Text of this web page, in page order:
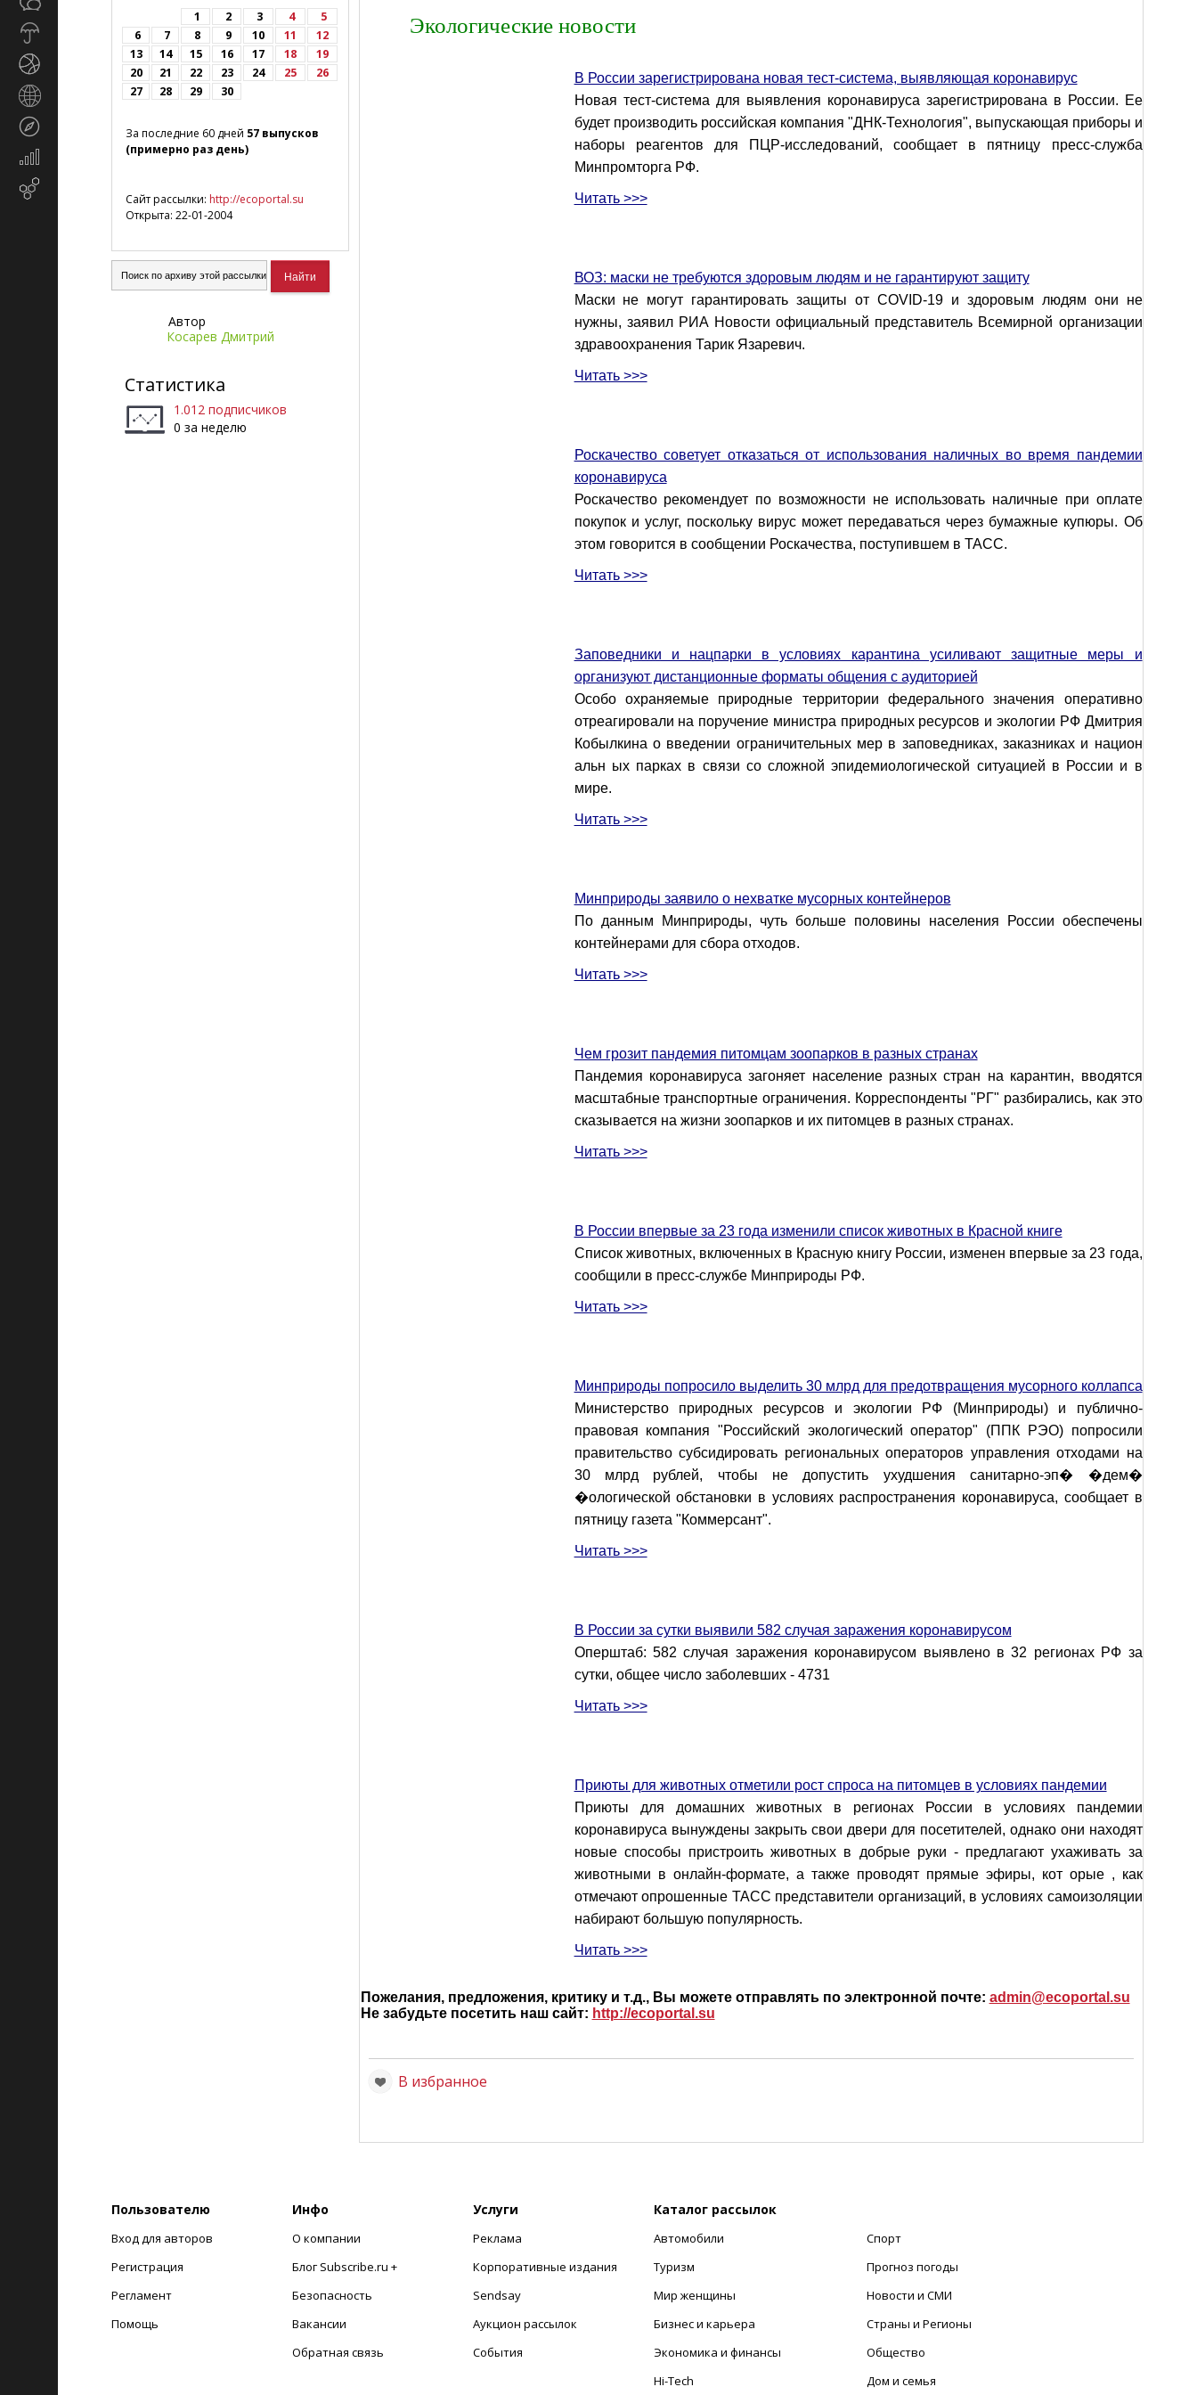
Экономика
маркетинг
1 2 3 4
5
6
7 8 9 10 11
12
13
14 15 16 17 18
19
20
21 22 23 24 25
26
27
28 29 30
За последние 60 дней 57 выпусков
(примерно раз день)
Сайт рассылки: http://ecoportal.su
Открыта: 22-01-2004
Автор
Косарев Дмитрий
Статистика
1.012 подписчиков
0 за неделю
Экологические новости
В России зарегистрирована новая тест-система, выявляющая коронавирус
Новая тест-система для выявления коронавируса зарегистрирована в России. Ее
будет производить российская компания "ДНК-Технология", выпускающая приборы и
наборы реагентов для ПЦР-исследований, сообщает в пятницу пресс-служба
Минпромторга РФ.
Читать >>>
ВОЗ: маски не требуются здоровым людям и не гарантируют защиту
Маски не могут гарантировать защиты от COVID-19 и здоровым людям они не
нужны, заявил РИА Новости официальный представитель Всемирной организации
здравоохранения Тарик Язаревич.
Читать >>>
Роскачество советует отказаться от использования наличных во время пандемии
коронавируса
Роскачество рекомендует по возможности не использовать наличные при оплате
покупок и услуг, поскольку вирус может передаваться через бумажные купюры. Об
этом говорится в сообщении Роскачества, поступившем в ТАСС.
Читать >>>
Заповедники и нацпарки в условиях карантина усиливают защитные меры и
организуют дистанционные форматы общения с аудиторией
Особо охраняемые природные территории федерального значения оперативно
отреагировали на поручение министра природных ресурсов и экологии РФ Дмитрия
Кобылкина о введении ограничительных мер в заповедниках, заказниках и национ
альн ых парках в связи со сложной эпидемиологической ситуацией в России и в
мире.
Читать >>>
Минприроды заявило о нехватке мусорных контейнеров
По данным Минприроды, чуть больше половины населения России обеспечены
контейнерами для сбора отходов.
Читать >>>
Чем грозит пандемия питомцам зоопарков в разных странах
Пандемия коронавируса загоняет население разных стран на карантин, вводятся
масштабные транспортные ограничения. Корреспонденты "РГ" разбирались, как это
сказывается на жизни зоопарков и их питомцев в разных странах.
Читать >>>
В России впервые за 23 года изменили список животных в Красной книге
Список животных, включенных в Красную книгу России, изменен впервые за 23 года,
сообщили в пресс-службе Минприроды РФ.
Читать >>>
Минприроды попросило выделить 30 млрд для предотвращения мусорного коллапса
Министерство природных ресурсов и экологии РФ (Минприроды) и публично-
правовая компания "Российский экологический оператор" (ППК РЭО) попросили
правительство субсидировать региональных операторов управления отходами на
30 млрд рублей, чтобы не допустить ухудшения санитарно-эп� �дем�
�ологической обстановки в условиях распространения коронавируса, сообщает в
пятницу газета "Коммерсант".
Читать >>>
В России за сутки выявили 582 случая заражения коронавирусом
Оперштаб: 582 случая заражения коронавирусом выявлено в 32 регионах РФ за
сутки, общее число заболевших - 4731
Читать >>>
Приюты для животных отметили рост спроса на питомцев в условиях пандемии
Приюты для домашних животных в регионах России в условиях пандемии
коронавируса вынуждены закрыть свои двери для посетителей, однако они находят
новые способы пристроить животных в добрые руки - предлагают ухаживать за
животными в онлайн-формате, а также проводят прямые эфиры, кот орые , как
отмечают опрошенные ТАСС представители организаций, в условиях самоизоляции
набирают большую популярность.
Читать >>>
Пожелания, предложения, критику и т.д., Вы можете отправлять по электронной почте: admin@ecoportal.su
Не забудьте посетить наш сайт: http://ecoportal.su
В избранное
Пользователю
Вход для авторов
Регистрация
Регламент
Помощь
Инфо
О компании
Блог Subscribe.ru +
Безопасность
Вакансии
Обратная связь
Услуги
Реклама
Корпоративные издания
Sendsay
Аукцион рассылок
События
Каталог рассылок
Автомобили
Туризм
Мир женщины
Бизнес и карьера
Экономика и финансы
Hi-Tech
Спорт
Прогноз погоды
Новости и СМИ
Страны и Регионы
Общество
Дом и семья